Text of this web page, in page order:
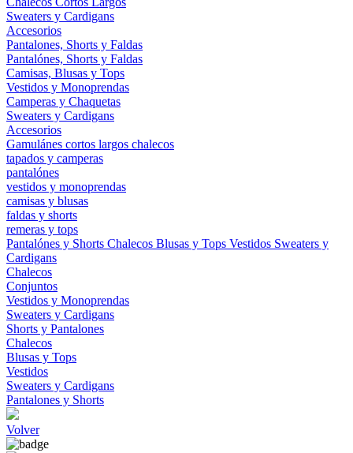
Sweaters y Cardigans
Accesorios
Pantalones, Shorts y Faldas
Pantalónes, Shorts y Faldas
Camisas, Blusas y Tops
Vestidos y Monoprendas
Camperas y Chaquetas
Sweaters y Cardigans
Accesorios
Gamulánes cortos largos chalecos
tapados y camperas
pantalónes
vestidos y monoprendas
camisas y blusas
faldas y shorts
remeras y tops
Pantalónes y Shorts Chalecos Blusas y Tops Vestidos Sweaters y
Cardigans
Chalecos
Conjuntos
Vestidos y Monoprendas
Sweaters y Cardigans
Shorts y Pantalones
Chalecos
Blusas y Tops
Vestidos
Sweaters y Cardigans
Pantalones y Shorts
Volver